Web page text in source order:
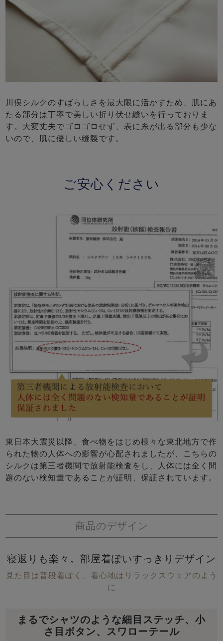
川俣シルクのすばらしさを最大限に活かすため、肌にあ
たる部分は丁寧で美しい折り伏せ縫いを行っておりま
す。大変丈夫でゴロゴロせず、表に糸が出る部分も少な
いので、肌に優しい縫製です。
ご安心ください
東日本大震災以降、食べ物をはじめ様々な東北地方で作
られた物の人体への影響が心配されましたが、こちらの
シルクは第三者機関で放射能検査をし、人体には全く問
題のない検知量であることが証明、保証されています。
商品のデザイン
寝返りも楽々。部屋着ぽいすっきりデザイン
見た目は普段着ぽく、着心地はリラックスウェアのよう
に
まるでシャツのような細目ステッチ、小
さ目ボタン、スワローテール